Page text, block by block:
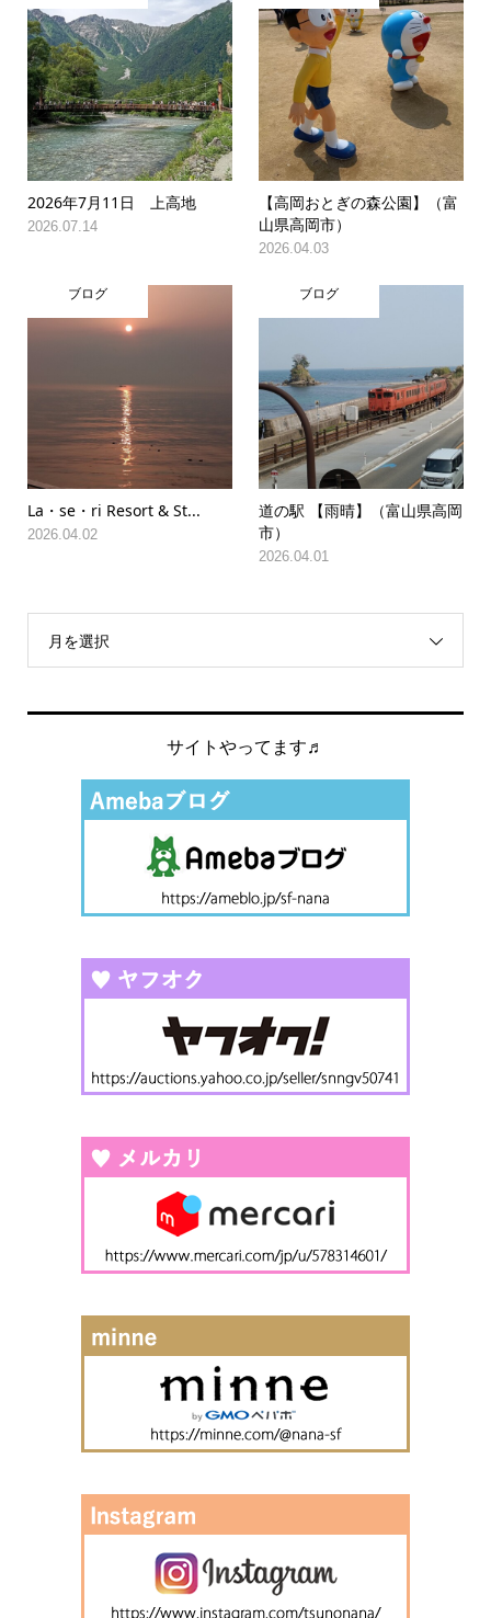
2026年7月11日 上高地
2026.07.14
【高岡おとぎの森公園】（富
山県高岡市）
2026.04.03
ブログ
La・se・ri Resort & St...
2026.04.02
ブログ
道の駅 【雨晴】（富山県高岡
市）
2026.04.01
月を選択
サイトやってます♬